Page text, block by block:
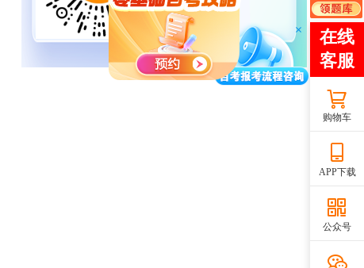
题
购物车
APP下载
公众号